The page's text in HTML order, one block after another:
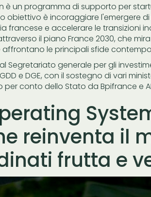
è un programma di supporto per
obiettivo è incoraggiare l'emergere
francese e accelerare le transizioni
il piano France 2030, che
le principali sfide
Segretariato generale per gli
e DGE, con il sostegno di vari
per conto dello Stato da Bpifrance e
reinventa il
frutta e